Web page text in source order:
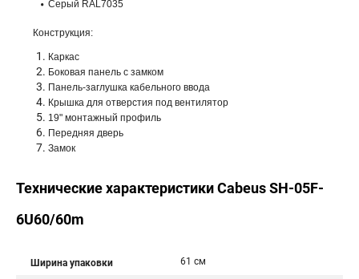
Серый RAL7035
Конструкция:
Каркас
Боковая панель с замком
Панель-заглушка кабельного ввода
Крышка для отверстия под вентилятор
19" монтажный профиль
Передняя дверь
Замок
Технические характеристики Cabeus SH-05F-
6U60/60m
Ширина упаковки 61 см